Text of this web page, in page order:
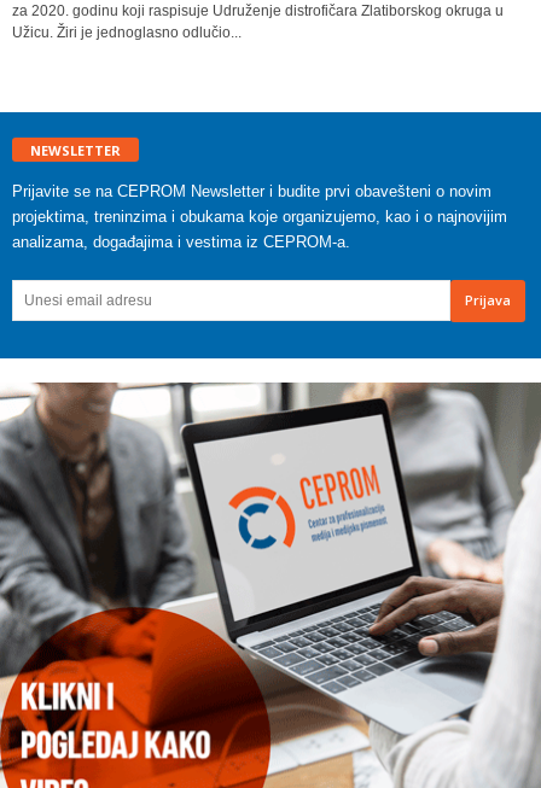
za 2020. godinu koji raspisuje Udruženje distrofičara Zlatiborskog okruga u
Užicu. Žiri je jednoglasno odlučio...
NEWSLETTER
Prijavite se na CEPROM Newsletter i budite prvi obavešteni o novim
projektima, treninzima i obukama koje organizujemo, kao i o najnovijim
analizama, događajima i vestima iz CEPROM-a.